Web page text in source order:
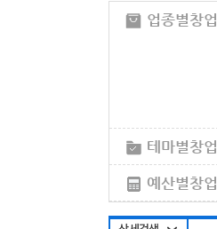
업종별창업
테마별창업
예산별창업